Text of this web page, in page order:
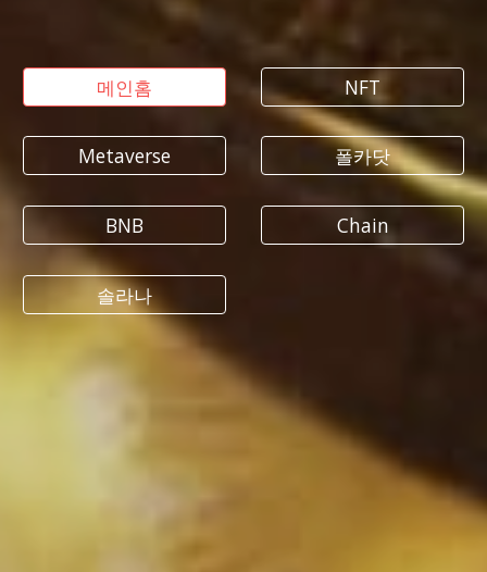
메인홈
Metaverse
BNB
솔라나
NFT
폴카닷
Chain